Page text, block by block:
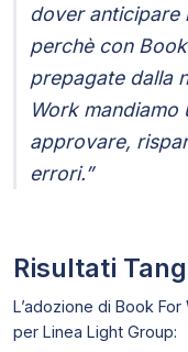
dover anticipare
perchè con
prepagate dalla
Work
approvare,
errori.”
Risultati
L’adozione di Book
per Linea Light Group: